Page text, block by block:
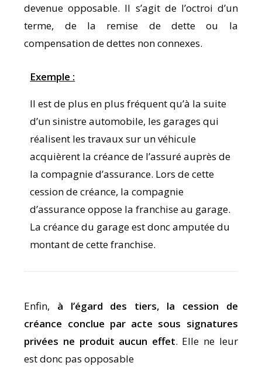
devenue opposable. Il s’agit de l’octroi d’un
terme, de la remise de dette ou la
compensation de dettes non connexes.
Exemple :
Il est de plus en plus fréquent qu’à la suite
d’un sinistre automobile, les garages qui
réalisent les travaux sur un véhicule
acquièrent la créance de l’assuré auprès de
la compagnie d’assurance. Lors de cette
cession de créance, la compagnie
d’assurance oppose la franchise au garage.
La créance du garage est donc amputée du
montant de cette franchise.
Enfin, à l’égard des tiers, la cession de
créance conclue par acte sous signatures
privées ne produit aucun effet. Elle ne leur
est donc pas opposable